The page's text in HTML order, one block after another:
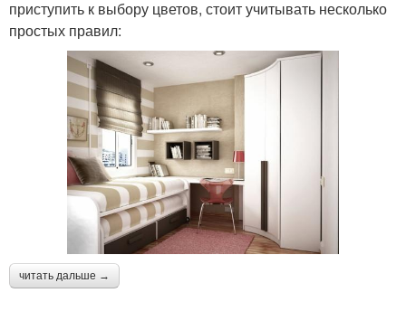
приступить к выбору цветов, стоит учитывать несколько
простых правил:
читать дальше →